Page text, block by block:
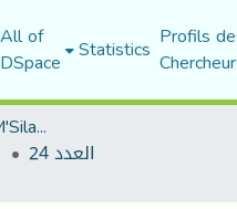
All of
DSpace Statistics Profils
Scientific Journals of M'Sila University
العدد 24